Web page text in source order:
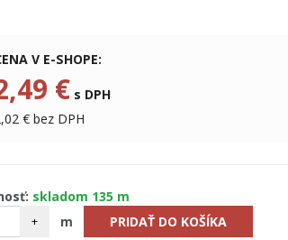
V E-SHOPE:
€ s DPH
€ bez DPH
skladom 135 m
+ m PRIDAŤ DO KOŠÍKA